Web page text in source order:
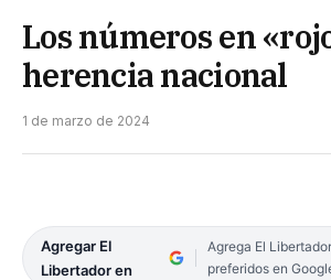
Los números en
herencia nacional
1 de marzo de 2024
Agregar El
Libertador en
Agrega El
preferidos en